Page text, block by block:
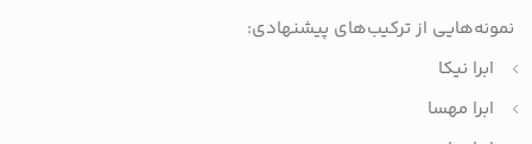
نمونه‌هایی از ترکیب‌های پیشنهادی:
ابرا نیکا
ابرا مهسا